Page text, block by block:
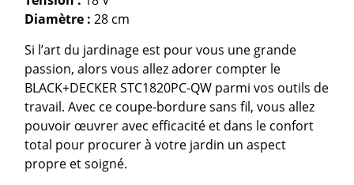
Diamètre :28 cm
Si l’art du jardinage est pour vous une grande
passion, alors vous allez adorer compter le
BLACK+DECKER STC1820PC-QW parmi vos outils de
travail. Avec ce coupe-bordure sans fil, vous allez
pouvoir œuvrer avec efficacité et dans le confort
total pour procurer à votre jardin un aspect
propre et soigné.